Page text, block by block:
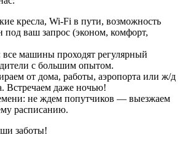
кресла, Wi-Fi в пути, возможность
под ваш запрос (эконом, комфорт,
все машины проходят регулярный
с большим опытом.
от дома, работы, аэропорта или ж/д
Встречаем даже ночью!
не ждем попутчиков — выезжаем
расписанию.
заботы!